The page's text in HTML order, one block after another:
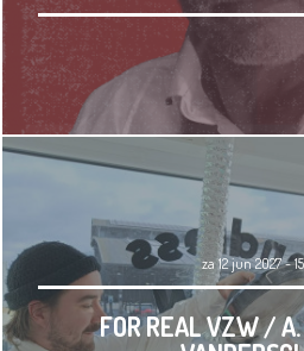
za 12 jun 2027 -
FOR REAL VZW /